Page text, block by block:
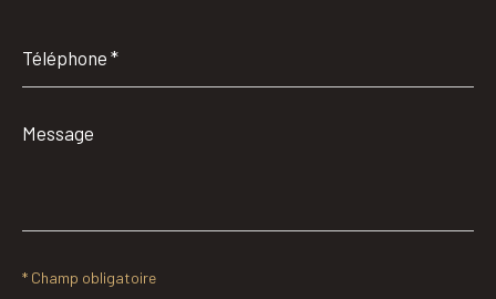
*
Message
*
* Champ obligatoire